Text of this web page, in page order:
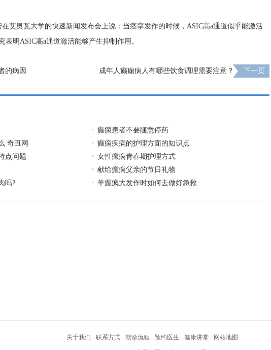
在艾奥瓦大学的快速新闻发布会上说：当痉挛发作的时候，ASIC高a通道似乎能激活
明ASIC高a通道激活能够产生抑制作用。
的病因 成年人癫痫病人有哪些饮食调理需要注意？ 下一页
癫痫患者不要随意停药
奇丑网
癫痫疾病的护理方面的知识点
点问题
女性癫痫青春期护理方式
献给癫痫父亲的节日礼物
吗?
羊癫疯大发作时如何去做好急救
关于我们 - 联系方式 - 就诊流程 - 预约医生 - 健康讲堂 - 网站地图